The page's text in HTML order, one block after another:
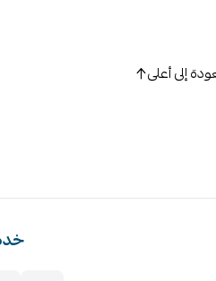
إلى أعلى